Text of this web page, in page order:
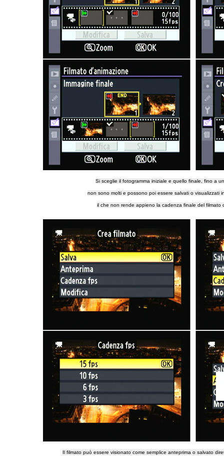
Si sceglie il fotogramma iniziale e quello finale, fino a
non sono molti e possono poi essere salvati o visualizzati
il che non rende appieno la cadenza finale del filmato
Il filmato può essere visionato come semplice anteprima o salvato